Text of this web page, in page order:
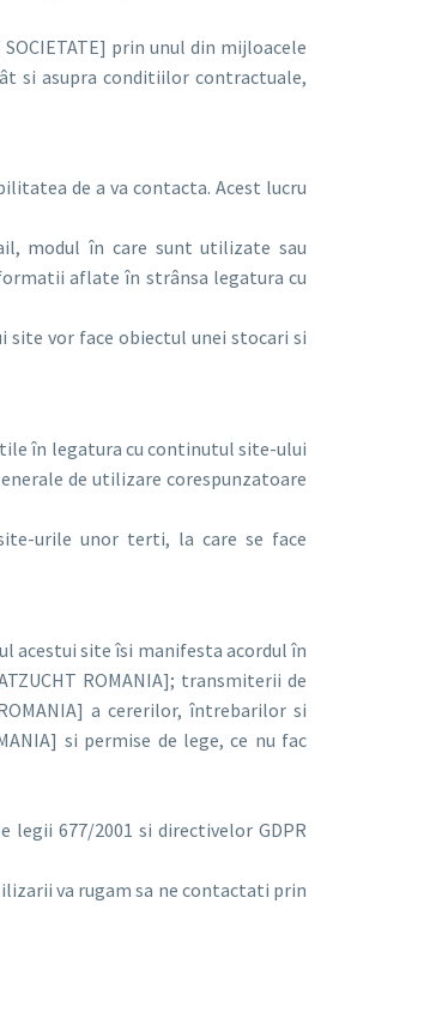
prin unul din mijloacele
si asupra conditiilor contractuale,
de a va contacta. Acest lucru
modul în care sunt utilizate sau
aflate în strânsa legatura cu
vor face obiectul unei stocari si
în legatura cu continutul site-ului
de utilizare corespunzatoare
urile unor terti, la care se face
acestui site îsi manifesta acordul în
ROMANIA]; transmiterii de
a cererilor, întrebarilor si
si permise de lege, ce nu fac
677/2001 si directivelor GDPR
va rugam sa ne contactati prin